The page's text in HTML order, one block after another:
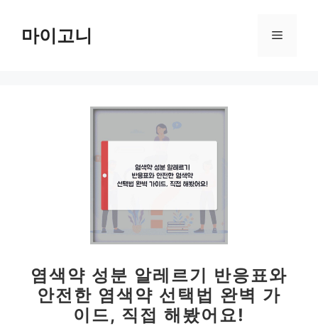
마이고니 메
염색약 성분 알레르기 반응표와
안전한 염색약 선택법 완벽 가
이드, 직접 해봤어요!